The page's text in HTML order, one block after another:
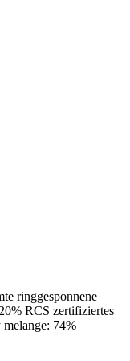
ringgesponnene
RCS zertifiziertes
melange: 74%